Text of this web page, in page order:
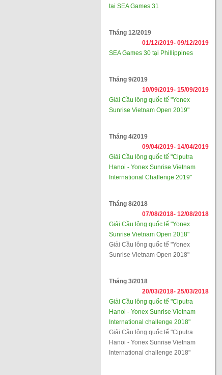
tại SEA Games 31
Tháng 12/2019
01/12/2019- 09/12/2019
SEA Games 30 tại Phillippines
Tháng 9/2019
10/09/2019- 15/09/2019
Giải Cầu lông quốc tế "Yonex
Sunrise Vietnam Open 2019"
Tháng 4/2019
09/04/2019- 14/04/2019
Giải Cầu lông quốc tế "Ciputra
Hanoi - Yonex Sunrise Vietnam
International Challenge 2019"
Tháng 8/2018
07/08/2018- 12/08/2018
Giải Cầu lông quốc tế "Yonex
Sunrise Vietnam Open 2018"
Giải Cầu lông quốc tế "Yonex
Sunrise Vietnam Open 2018"
Tháng 3/2018
20/03/2018- 25/03/2018
Giải Cầu lông quốc tế "Ciputra
Hanoi - Yonex Sunrise Vietnam
International challenge 2018"
Giải Cầu lông quốc tế "Ciputra
Hanoi - Yonex Sunrise Vietnam
International challenge 2018"